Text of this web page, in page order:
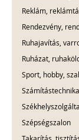
Reklám,
Rendezvény,
Ruhajavítás,
Ruházat,
Sport, hobby,
Számítástechnika
Szépségszalon
Takarítás,